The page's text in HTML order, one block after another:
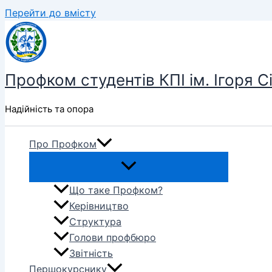
Перейти до вмісту
Профком студентів КПІ ім. Ігоря
Надійність та опора
Про Профком
Що таке Профком?
Керівництво
Структура
Голови профбюро
Звітність
Першокурснику